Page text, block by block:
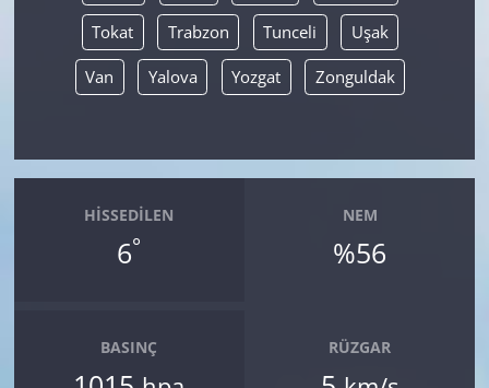
Tokat Trabzon Tunceli Uşak
Van Yalova Yozgat Zonguldak
HISSEDILEN
6°
NEM
%56
BASINÇ RÜZGAR